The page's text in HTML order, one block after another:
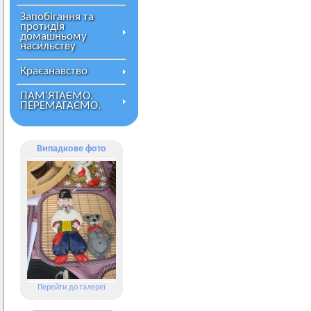
Запобігання та
протидія
домашньому
насильству
Краєзнавство
ПАМ’ЯТАЄМО.
ПЕРЕМАГАЄМО.
Випадкове фото
Перейти до галереї